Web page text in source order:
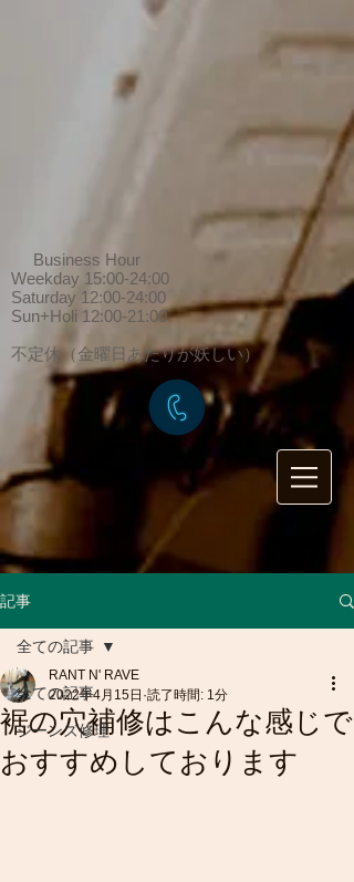
Business Hour
Weekday 15:00-24:00
Saturday 12:00-24:00
Sun+Holi 12:00-21:00
​不定休（金曜日あたりが妖しい）
記事
全ての記事
ジーンズ修理
全ての記事
裾の穴補修はこんな感じで
おすすめしております
RANT N' RAVE
2022年4月15日 読了時間: 1分